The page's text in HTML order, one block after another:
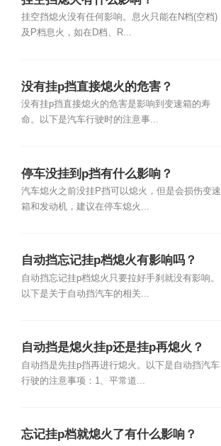
挂空挡熄火没有任何影响。息火只能在N档(空档)
及P档息火，如在D档、R...
没有挂p挡直接熄火的危害？
没有挂p挡直接熄火的危害是影响到变速箱的寿
命。以下是汽车行驶时的注意事...
停车没挂到p挡有什么影响？
汽车熄火之前没挂P挡可以熄火，但是会损伤变速
箱和发动机，建议在停车熄火...
自动挡忘记挂p档熄火有影响吗？
自动挡忘记挂p档熄火只要拉好手刹就没有影响。
以下是关于自动挡汽车的相关...
自动挡是熄火挂p还是挂p再熄火？
自动挡是先挂p挡再进行熄火。以下是自动挡汽车
行驶的注意事项：1、平常道...
忘记挂p档就熄火了有什么影响？